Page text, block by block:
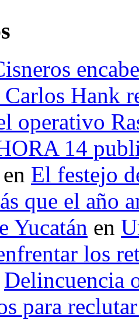
Hank
operativo
14
en El festejo
que el año
Yucatán en
los
Delincuencia
para